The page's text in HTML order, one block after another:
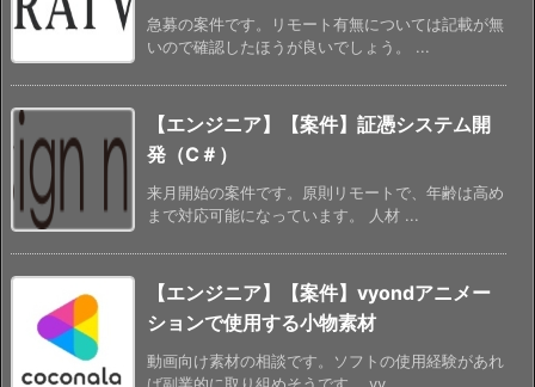
急募の案件です。リモート有無については記載が無
いので確認したほうが良いでしょう。 ...
【エンジニア】【案件】証憑システム開
発（C＃）
来月開始の案件です。原則リモートで、年齢は高め
まで対応可能になっています。 人材 ...
【エンジニア】【案件】vyondアニメー
ションで使用する小物素材
動画向け素材の相談です。ソフトの使用経験があれ